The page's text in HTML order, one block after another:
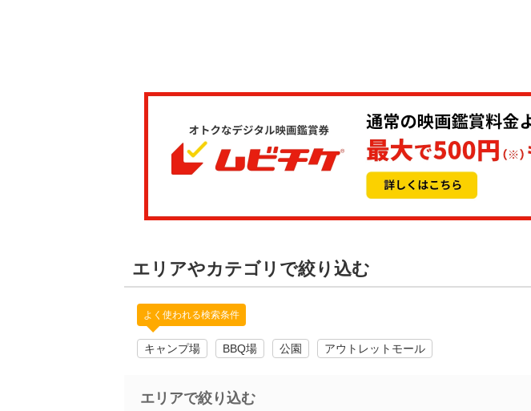
エリアやカテゴリで絞り込む
よく使われる検索条件
キャンプ場 BBQ場 公園 アウトレットモール
エリアで絞り込む